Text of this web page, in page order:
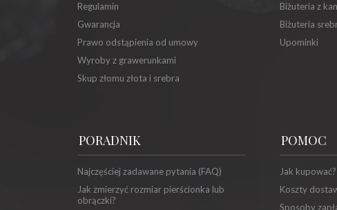
Regulamin
Gwarancja
Prawo odstąpienia od umowy
Wyroby z grawerunkami
Skup złomu złota i srebra
Biżuteria z
Biżuteria
Upominki
PORADNIK
Najczęściej zadawane pytania (FAQ)
Jak zmierzyć rozmiar pierścionka lub
obrączki?
POMOC
Jak kupować?
Koszty
Sposoby